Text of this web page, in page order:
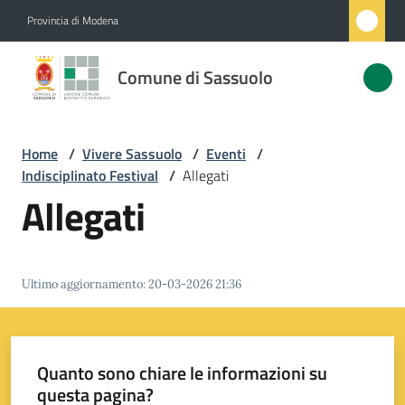
Provincia di Modena
Comune di Sassuolo
Comune
di
Servizi
Vivere
Sassuolo
Menu selezionato
Home / Vivere Sassuolo / Eventi /
Indisciplinato Festival / Allegati
Allegati
Ultimo aggiornamento:20-03-2026 21:36
Quanto sono chiare le informazioni su
questa pagina?